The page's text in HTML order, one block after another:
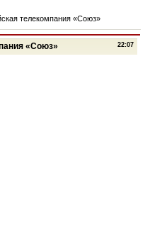
телекомпания «Союз»
22:07
«Союз»